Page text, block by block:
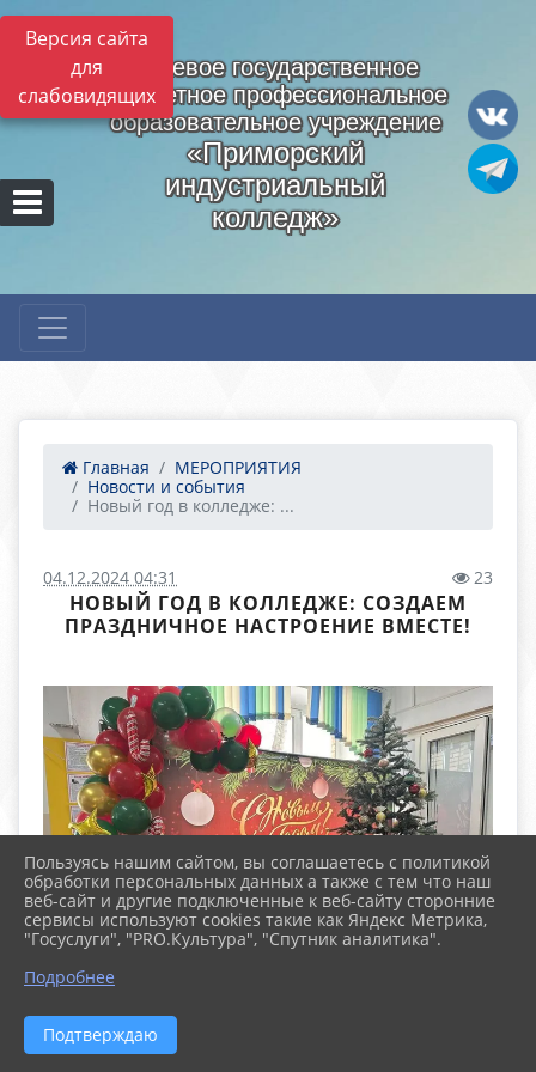
Версия сайта
для
слабовидящих
Краевое государственное
бюджетное профессиональное
образовательное учреждение
«Приморский
индустриальный
колледж»
Главная
МЕРОПРИЯТИЯ
Новости и события
Новый год в колледже: ...
04.12.2024 04:31 23
НОВЫЙ ГОД В КОЛЛЕДЖЕ: СОЗДАЕМ
ПРАЗДНИЧНОЕ НАСТРОЕНИЕ ВМЕСТЕ!
Пользуясь нашим сайтом, вы соглашаетесь с политикой
обработки персональных данных а также с тем что наш
веб-сайт и другие подключенные к веб-сайту сторонние
сервисы используют cookies такие как Яндекс Метрика,
"Госуслуги", "PRO.Культура", "Спутник аналитика".
Подробнее
Подтверждаю